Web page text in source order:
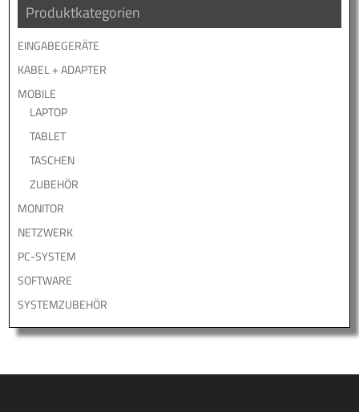
Produktkategorien
EINGABEGERÄTE
KABEL + ADAPTER
MOBILE
LAPTOP
TABLET
TASCHEN
ZUBEHÖR
MONITOR
NETZWERK
PC-SYSTEM
SOFTWARE
SYSTEMZUBEHÖR